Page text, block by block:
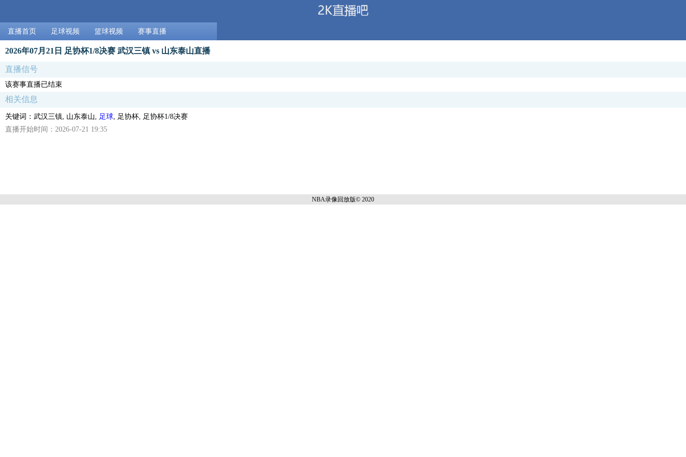
直播首页 足球视频 篮球视频 赛事直播
2026年07月21日 足协杯1/8决赛 武汉三镇 vs 山东泰山直播
直播信号
该赛事直播已结束
相关信息
关键词：武汉三镇, 山东泰山, 足球 , 足协杯, 足协杯1/8决赛
直播开始时间：2026-07-21 19:35
NBA录像回放版© 2020